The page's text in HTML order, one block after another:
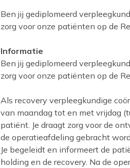
Ben jij gediplomeerd
zorg voor onze patiënten op de
Informatie
Ben jij gediplomeerd
zorg voor onze patiënten op de
Als recovery verpleegkundige
van maandag tot en met vrijdag
patiënt. Je draagt zorg voor de
de operatieafdeling gebracht
Je begeleidt en informeert de
holding en de recovery. Na de